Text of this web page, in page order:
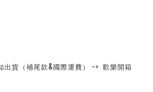
出貨（補尾款&國際運費） ->  歡樂開箱